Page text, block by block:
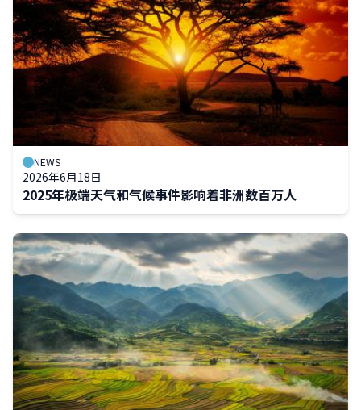
NEWS
2026年6月18日
2025年极端天气和气候事件影响着非洲数百万人